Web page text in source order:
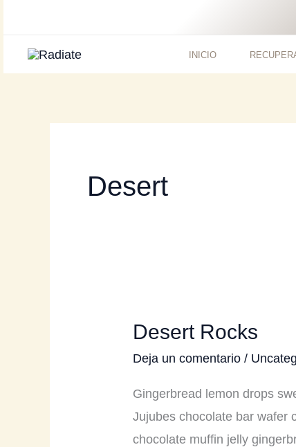
contenido
INICIO
Desert
Desert Rocks
Deja un comentario /
Gingerbread lemon drops
Jujubes chocolate bar wafer
chocolate muffin jelly
Desert
Rocks